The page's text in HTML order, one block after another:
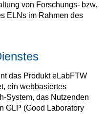
von Forschungs- bzw.
ELNs im Rahmen des
das Produkt eLabFTW
ein webbasiertes
System, das Nutzenden
GLP (Good Laboratory